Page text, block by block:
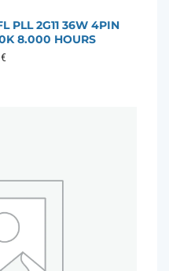
PLL 2G11 36W 4PIN
8.000 HOURS
€